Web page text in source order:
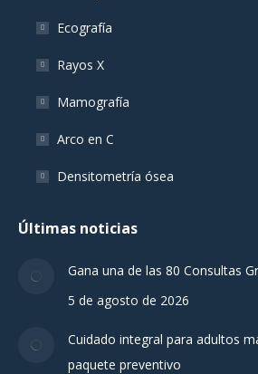
Ecografía
Rayos X
Mamografía
Arco en C
Densitometría ósea
Últimas noticias
Gana una de las 80 Consultas
5 de agosto de 2026
Cuidado integral para adultos
paquete preventivo